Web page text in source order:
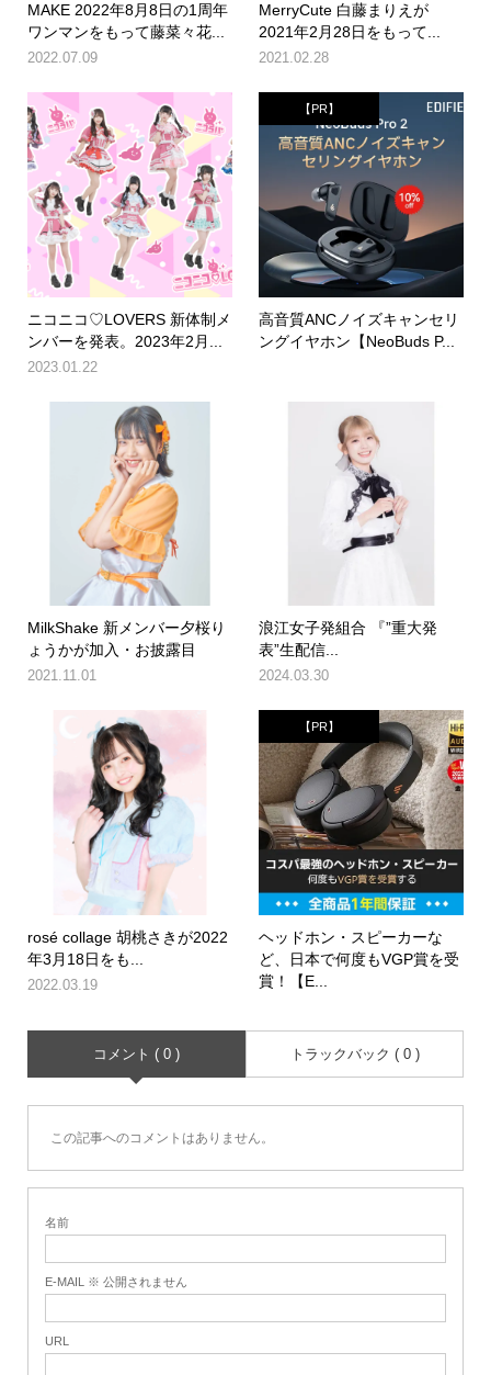
MAKE 2022年8月8日の1周年
ワンマンをもって藤菜々花...
2022.07.09
MerryCute 白藤まりえが
2021年2月28日をもって...
2021.02.28
ニコニコ♡LOVERS 新体制メ
ンバーを発表。2023年2月...
2023.01.22
【PR】
高音質ANCノイズキャンセリ
ングイヤホン【NeoBuds P...
MilkShake 新メンバー夕桜り
ょうかが加入・お披露目
2021.11.01
浪江女子発組合 『”重大発
表”生配信...
2024.03.30
rosé collage 胡桃さきが2022
年3月18日をも...
2022.03.19
【PR】
ヘッドホン・スピーカーな
ど、日本で何度もVGP賞を受
賞！【E...
コメント ( 0 ) トラックバック ( 0 )
この記事へのコメントはありません。
名前
E-MAIL ※ 公開されません
URL